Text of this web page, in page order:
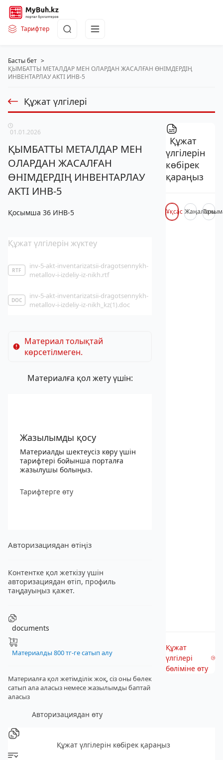
Тарифтер
Басты бет >
ҚЫМБАТТЫ МЕТАЛДАР МЕН ОЛАРДАН ЖАСАЛҒАН ӨНІМДЕРДІҢ
ИНВЕНТАРЛАУ АКТІ ИНВ-5
Құжат үлгілері
01.01.2026
ҚЫМБАТТЫ МЕТАЛДАР МЕН
ОЛАРДАН ЖАСАЛҒАН
ӨНІМДЕРДІҢ ИНВЕНТАРЛАУ
АКТІ ИНВ-5
Қосымша 36 ИНВ-5
Құжат үлгілерін жүктеу
RTF
inv-5-akt-inventarizatsii-dragotsennykh-
metallov-i-izdeliy-iz-nikh.rtf
DOC
inv-5-akt-inventarizatsii-dragotsennykh-
metallov-i-izdeliy-iz-nikh_kz(1).doc
Материал толықтай
көрсетілмеген.
Материалға қол жету үшін:
Жазылымды қосу
Материалды шектеусіз көру үшін
тарифтері бойынша порталға
жазылушы болыңыз.
Тарифтерге өту
Авторизациядан өтіңіз
Контентке қол жеткізу үшін
авторизациядан өтіп, профиль
таңдауыңыз қажет.
documents
Материалды 800 тг-ге сатып алу
Материалға қол жетімділік жоқ, сіз оны бөлек
сатып ала аласыз немесе жазылымды баптай
аласыз
Авторизациядан өту
Құжат
үлгілерін
көбірек
қараңыз
Ұқсас Жаңалары
Құжат
үлгілері
бөліміне өту
Құжат үлгілерін көбірек қараңыз